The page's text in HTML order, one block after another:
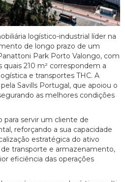
logístico-industrial líder na
de longo prazo de um
Park Porto Valongo, com
quais 210 m² correspondem a
e transportes THC. A
Savills Portugal, que apoiou o
as melhores condições
para servir um cliente de
reforçando a sua capacidade
estratégica do ativo
transporte e armazenamento,
eficiência das operações